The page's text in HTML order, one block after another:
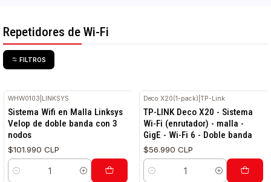
Repetidores de Wi-Fi
FILTROS
WHW0103 LINKSYS
Sistema Wifi en Malla Linksys
Velop de doble banda con 3
nodos
$101.990 CLP
Cantidad
Deco X20(1-pack) |TP-Link
TP-LINK Deco X20 - Sistema
Wi-Fi (enrutador) - malla -
GigE - Wi-Fi 6 - Doble banda
$56.990 CLP
Cantidad